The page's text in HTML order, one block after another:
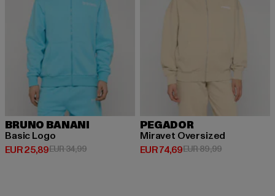
BRUNO BANANI
Basic Logo
EUR 25,89
Derzeitiger Preis: EUR 25,89
EUR 34,99Aktionspreis: EUR 34,99
PEGADOR
Miravet Oversized
EUR 74,69
Derzeitiger Preis: EUR 74,69
EUR 89,99Aktionspreis: